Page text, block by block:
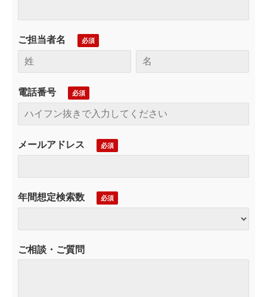
ご担当者名
電話番号
メールアドレス
年間想定検索数
ご相談・ご質問